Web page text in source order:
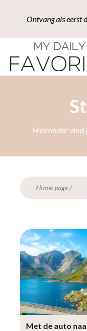
Ontvang als eerst
Hieronder vind
Home page/
Met de auto